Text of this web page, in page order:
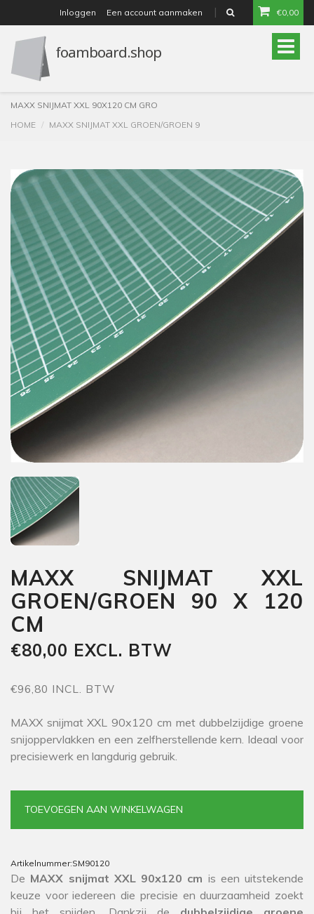
Inloggen Een account aanmaken €0,00
Toggle
MAXX SNIJMAT XXL 90X120 CM GRO
HOME
MAXX SNIJMAT XXL GROEN/GROEN 9
MAXX SNIJMAT XXL
GROEN/GROEN 90 X 120
CM
€80,00 EXCL. BTW
€96,80 INCL. BTW
MAXX snijmat XXL 90x120 cm met dubbelzijdige groene
snijoppervlakken en een zelfherstellende kern. Ideaal voor
precisiewerk en langdurig gebruik.
TOEVOEGEN AAN WINKELWAGEN
Artikelnummer:SM90120
De MAXX snijmat XXL 90x120 cm is een uitstekende
keuze voor iedereen die precisie en duurzaamheid zoekt